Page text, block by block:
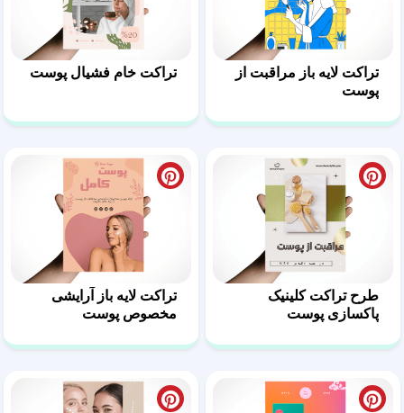
تراکت لایه باز مراقبت از
پوست
تراکت خام فشیال پوست
طرح تراکت کلینیک
پاکسازی پوست
تراکت لایه باز آرایشی
مخصوص پوست